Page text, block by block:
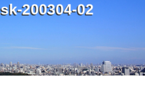
sk-200304-02